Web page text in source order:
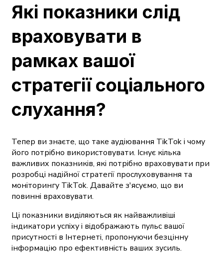
Які показники слід
враховувати в
рамках вашої
стратегії соціального
слухання?
Тепер ви знаєте, що таке аудіювання TikTok і чому
його потрібно використовувати. Існує кілька
важливих показників, які потрібно враховувати при
розробці надійної стратегії прослуховування та
моніторингу TikTok. Давайте з'ясуємо, що ви
повинні враховувати.
Ці показники виділяються як найважливіші
індикатори успіху і відображають пульс вашої
присутності в Інтернеті, пропонуючи безцінну
інформацію про ефективність ваших зусиль.